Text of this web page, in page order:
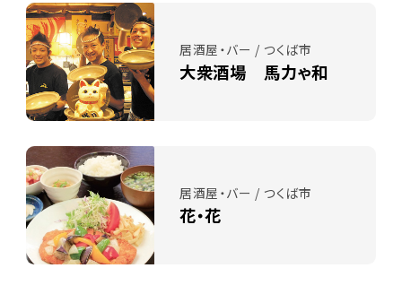
居酒屋・バー / つくば市
大衆酒場 馬力ゃ和
居酒屋・バー / つくば市
花・花